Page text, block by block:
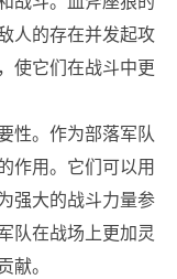
人的存在并发起攻
使它们在战斗中更
性。作为部落军队
作用。它们可以用
强大的战斗力量参
队在战场上更加灵
献。